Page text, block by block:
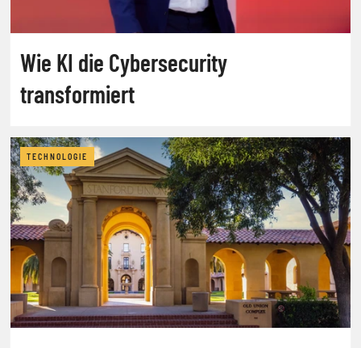
Wie KI die Cybersecurity
transformiert
TECHNOLOGIE